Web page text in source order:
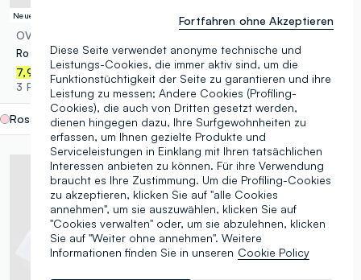
Neue Kollektion
OVS KIDS
Rosa T-Shirt aus reiner Bio-Baumwolle mit Teddy-Print für Mädchen
7,95 €
3 Farben
Rosa label.selectsize
100% Baumwolle
9,95 € -50%4,97 €
6 Farben
Diese Seite verwendet anonyme technische und
Leistungs-Cookies, die immer aktiv sind, um die
Funktionstüchtigkeit der Seite zu garantieren und ihre
Leistung zu messen; Andere Cookies (Profiling-
Cookies), die auch von Dritten gesetzt werden,
dienen hingegen dazu, Ihre Surfgewohnheiten zu
erfassen, um Ihnen gezielte Produkte und
Serviceleistungen in Einklang mit Ihren tatsächlichen
Interessen anbieten zu können. Für ihre Verwendung
braucht es Ihre Zustimmung. Um die Profiling-Cookies
zu akzeptieren, klicken Sie auf "alle Cookies
annehmen", um sie auszuwählen, klicken Sie auf
"Cookies verwalten" oder, um sie abzulehnen, klicken
Sie auf "Weiter ohne annehmen". Weitere
Informationen finden Sie in unseren Cookie Policy
Fortfahren ohne Akzeptieren